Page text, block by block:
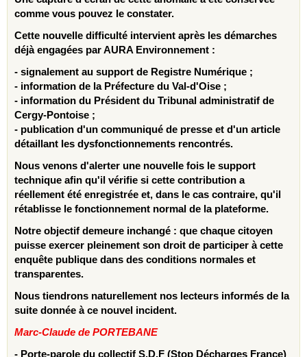
comme vous pouvez le constater.
Cette nouvelle difficulté intervient après les démarches
déjà engagées par AURA Environnement :
- signalement au support de Registre Numérique ;
- information de la Préfecture du Val-d'Oise ;
- information du Président du Tribunal administratif de
Cergy-Pontoise ;
- publication d'un communiqué de presse et d'un article
détaillant les dysfonctionnements rencontrés.
Nous venons d'alerter une nouvelle fois le support
technique afin qu'il vérifie si cette contribution a
réellement été enregistrée et, dans le cas contraire, qu'il
rétablisse le fonctionnement normal de la plateforme.
Notre objectif demeure inchangé : que chaque citoyen
puisse exercer pleinement son droit de participer à cette
enquête publique dans des conditions normales et
transparentes.
Nous tiendrons naturellement nos lecteurs informés de la
suite donnée à ce nouvel incident.
Marc-Claude de PORTEBANE
- Porte-parole du collectif S.D.F (Stop Décharges France)